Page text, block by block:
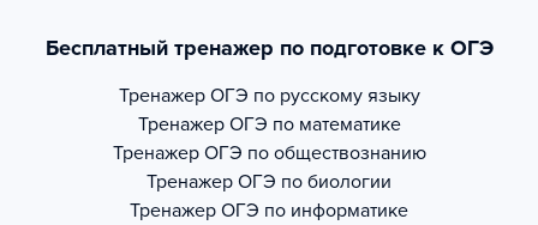
Бесплатный тренажер по подготовке к ОГЭ
Тренажер ОГЭ по русскому языку
Тренажер ОГЭ по математике
Тренажер ОГЭ по обществознанию
Тренажер ОГЭ по биологии
Тренажер ОГЭ по информатике